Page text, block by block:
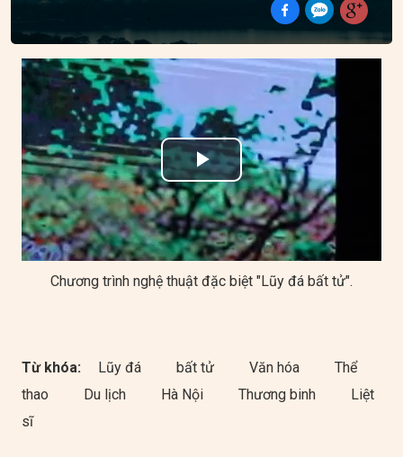
Play
Video
Chương trình nghệ thuật đặc biệt "Lũy đá bất tử".
Từ khóa: Lũy đá bất tử Văn hóa
Thể
thao
Du lịch Hà Nội Thương binh
Liệt
sĩ